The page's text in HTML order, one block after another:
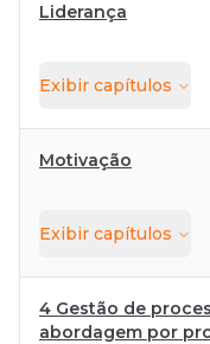
Liderança
Exibir capítulos
Motivação
Exibir capítulos
4 Gestão de
abordagem por